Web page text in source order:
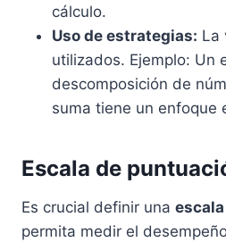
cálculo.
Uso de estrategias: La
utilizados. Ejemplo: Un
descomposición de
suma tiene un enfoque
Escala de
Es crucial definir una
permita medir el